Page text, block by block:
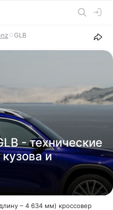
GLB
- технические
и
– 4 634 мм) кроссовер